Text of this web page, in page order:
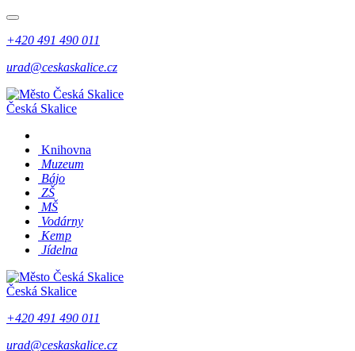
+420 491 490 011
urad@ceskaskalice.cz
Česká Skalice
Knihovna
Muzeum
Bájo
ZŠ
MŠ
Vodárny
Kemp
Jídelna
Česká Skalice
+420 491 490 011
urad@ceskaskalice.cz